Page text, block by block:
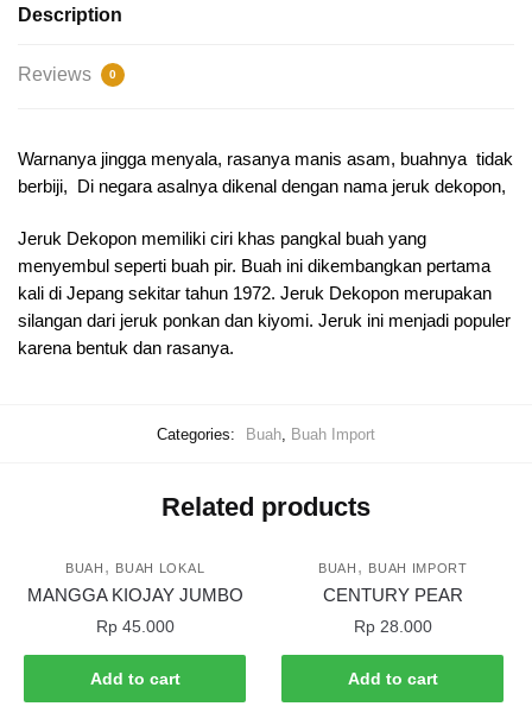
Description
Reviews 0
Warnanya jingga menyala, rasanya manis asam, buahnya tidak
berbiji, Di negara asalnya dikenal dengan nama jeruk dekopon,
Jeruk Dekopon memiliki ciri khas pangkal buah yang
menyembul seperti buah pir. Buah ini dikembangkan pertama
kali di Jepang sekitar tahun 1972. Jeruk Dekopon merupakan
silangan dari jeruk ponkan dan kiyomi. Jeruk ini menjadi populer
karena bentuk dan rasanya.
Categories: Buah Buah Import
Related products
BUAH , BUAH LOKAL
MANGGA KIOJAY JUMBO
Rp45.000
Add to cart
BUAH , BUAH IMPORT
CENTURY PEAR
Rp28.000
Add to cart